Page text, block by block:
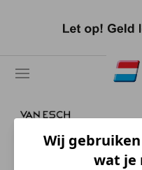
naar
Van Esch
Wij
wat je